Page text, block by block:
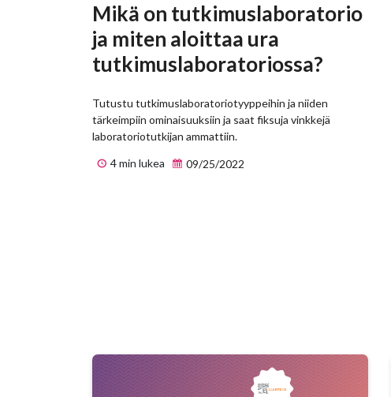
Mikä on tutkimuslaboratorio
ja miten aloittaa ura
tutkimuslaboratoriossa?
Tutustu tutkimuslaboratoriotyyppeihin ja niiden
tärkeimpiin ominaisuuksiin ja saat fiksuja vinkkejä
laboratoriotutkijan ammattiin.
4 min lukea
09/25/2022